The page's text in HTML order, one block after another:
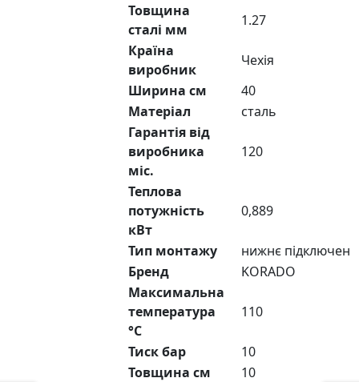
Товщина
сталі мм
1.27
Країна
виробник
Чехія
Ширина см
40
Матеріал
сталь
Гарантія від
виробника
міс.
120
Теплова
потужність
кВт
0,889
Тип монтажу
нижнє
Бренд
KORADO
Максимальна
температура
°C
110
Тиск бар
10
Товщина см
10